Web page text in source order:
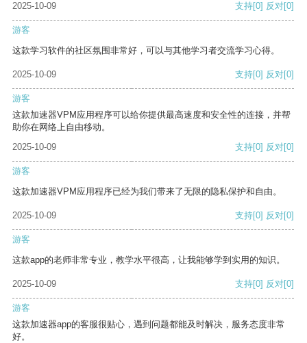
2025-10-09
支持[0] 反对[0]
游客
这款学习软件的社区氛围非常好，可以与其他学习者交流学习心得。
2025-10-09 支持[0] 反对[0]
游客
这款加速器VPM应用程序可以给你提供最高速度和安全性的连接，并帮
助你在网络上自由移动。
2025-10-09
支持[0] 反对[0]
游客
这款加速器VPM应用程序已经为我们带来了无限的隐私保护和自由。
2025-10-09 支持[0] 反对[0]
游客
这款app的老师非常专业，教学水平很高，让我能够学到实用的知识。
2025-10-09 支持[0] 反对[0]
游客
这款加速器app的客服很贴心，遇到问题都能及时解决，服务态度非常
好。